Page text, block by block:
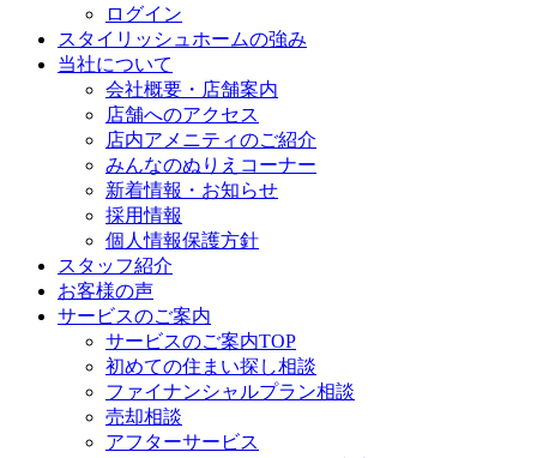
ログイン
スタイリッシュホームの強み
当社について
会社概要・店舗案内
店舗へのアクセス
店内アメニティのご紹介
みんなのぬりえコーナー
新着情報・お知らせ
採用情報
個人情報保護方針
スタッフ紹介
お客様の声
サービスのご案内
サービスのご案内TOP
初めての住まい探し相談
ファイナンシャルプラン相談
売却相談
アフターサービス